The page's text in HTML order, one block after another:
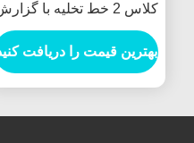
کلاس 2 خط تخلیه با گزارش
آزمایش نوع KEMA ، 10kA
بهترین قیمت را دریافت کنید